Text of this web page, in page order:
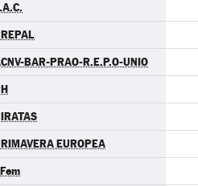
BAR-PRAO-R.E.P.O-UNIO
EUROPEA